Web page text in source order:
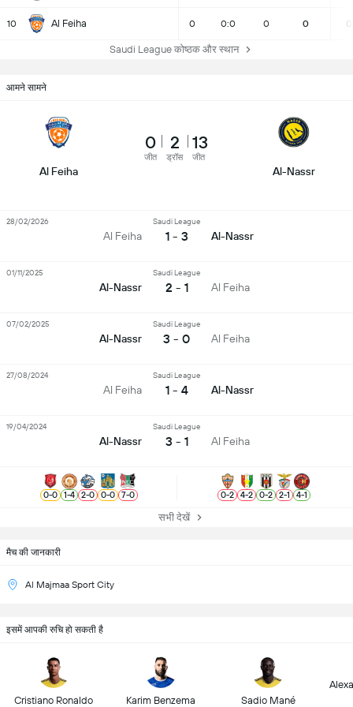
10 Al Feiha 0 0:0 0 0 0
Saudi League कोष्ठक और स्थान
मैच की जानकारी
Al Majmaa Sport City
आमने सामने
Al Feiha
0
जीत
2
ड्रॉस
13
जीत
Al-Nassr
Al Feiha
Saudi League
1 - 3 Al-Nassr
28/02/2026
Al-Nassr
Saudi League
2 - 1 Al Feiha
01/11/2025
Al-Nassr
Saudi League
3 - 0 Al Feiha
07/02/2025
Al Feiha
Saudi League
1 - 4 Al-Nassr
27/08/2024
Al-Nassr
Saudi League
3 - 1 Al Feiha
19/04/2024
0-0 1-4 2-0 0-0 7-0 0-2 4-2 0-2 2-1 4-1
सभी देखें
इसमें आपकी रुचि हो सकती है
Cristiano Ronaldo Karim Benzema Sadio Mané